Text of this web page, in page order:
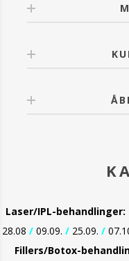
Laser/IPL-behandlinger:
28.08 / 09.09. / 25.09. /
Fillers/Botox-